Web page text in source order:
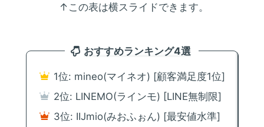
↑この表は横スライドできます。
おすすめランキング4選
1位: mineo(マイネオ) [顧客満足度1位]
2位: LINEMO(ラインモ) [LINE無制限]
3位: IIJmio(みおふぉん) [最安値水準]